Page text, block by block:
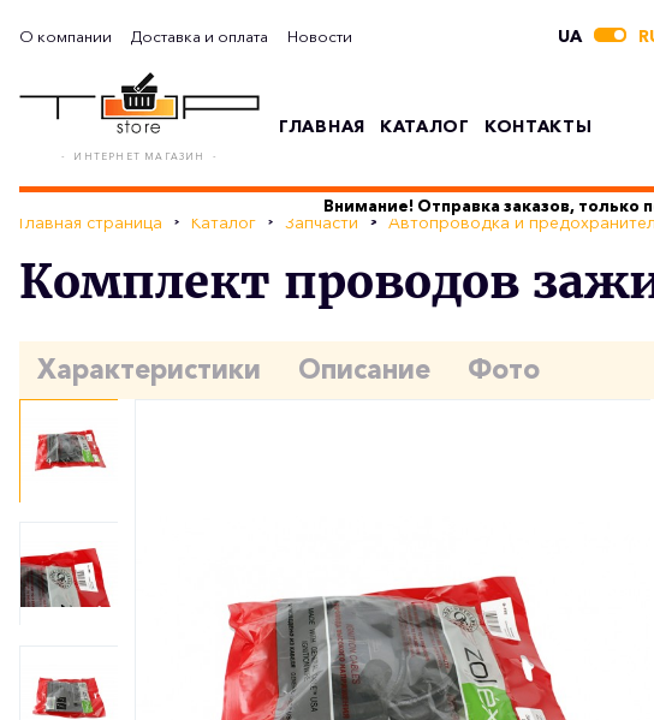
О компании Доставка и оплата Новости UA
- ИНТЕРНЕТ МАГАЗИН -
ГЛАВНАЯ КАТАЛОГ КОНТАКТЫ
Внимание! Отправка заказов, только
Главная страница Каталог Запчасти Автопроводка и
Комплект проводов
Характеристики Описание Фото